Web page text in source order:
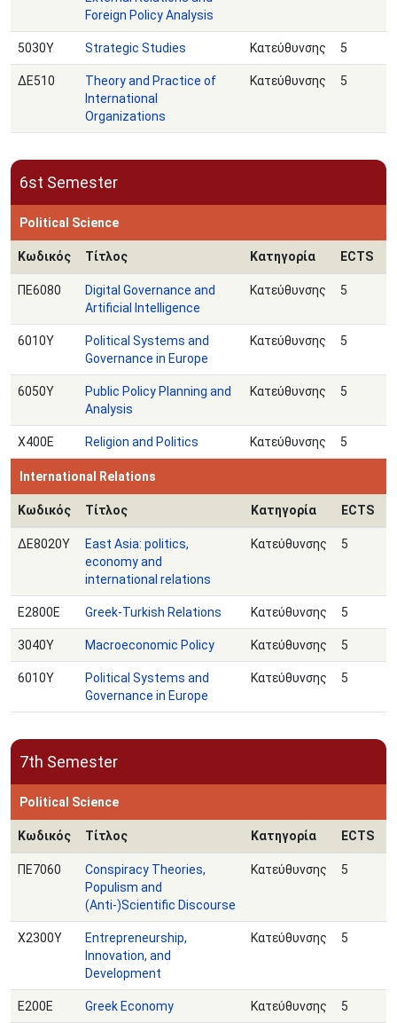
Foreign Policy Analysis
5030Υ Strategic Studies Κατεύθυνσης 5
ΔΕ510
Theory and Practice of
International
Organizations
Κατεύθυνσης 5
6st Semester
Political Science
Κωδικός Τίτλος Κατηγορία ECTS
ΠΕ6080
Digital Governance and
Artificial Intelligence
Κατεύθυνσης 5
6010Υ
Political Systems and
Governance in Europe
Κατεύθυνσης 5
6050Υ
Public Policy Planning and
Analysis
Κατεύθυνσης 5
Χ400Ε Religion and Politics Κατεύθυνσης 5
International Relations
Κωδικός Τίτλος Κατηγορία ECTS
ΔΕ8020Υ
East Asia: politics,
economy and
international relations
Κατεύθυνσης 5
Ε2800Ε Greek-Turkish Relations Κατεύθυνσης 5
3040Υ Macroeconomic Policy Κατεύθυνσης 5
6010Υ
Political Systems and
Governance in Europe
Κατεύθυνσης 5
7th Semester
Political Science
Κωδικός Τίτλος Κατηγορία ECTS
ΠΕ7060
Conspiracy Theories,
Populism and
(Anti-)Scientific Discourse
Κατεύθυνσης 5
Χ2300Υ
Entrepreneurship,
Innovation, and
Development
Κατεύθυνσης 5
Ε200Ε Greek Economy Κατεύθυνσης 5